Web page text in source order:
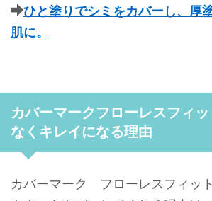
ひと塗りでシミをカバーし、厚
肌に。
カバーマークフローレスフィ
なくキレイになる理由
カバーマーク フローレスフィッ